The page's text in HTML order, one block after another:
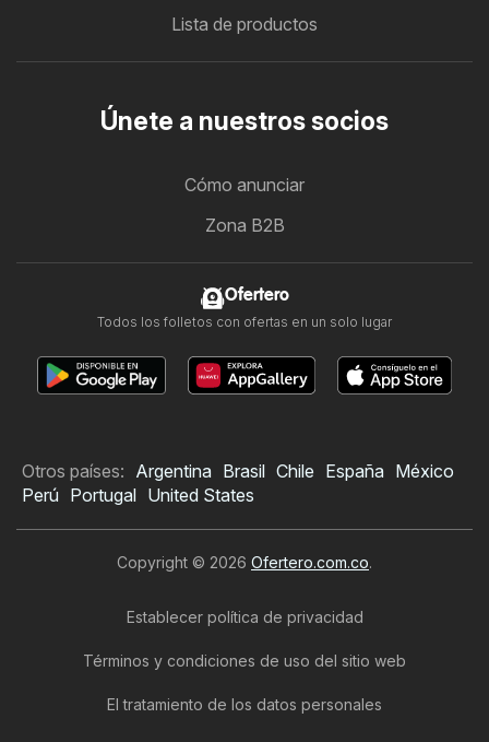
Lista de productos
Únete a nuestros socios
Cómo anunciar
Zona B2B
Ofertero
Todos los folletos con ofertas en un solo lugar
Otros países: Argentina Brasil Chile España México
Perú Portugal United States
Copyright © 2026 Ofertero.com.co.
Establecer política de privacidad
Términos y condiciones de uso del sitio web
El tratamiento de los datos personales